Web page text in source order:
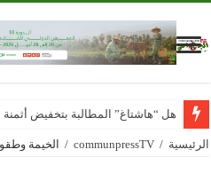
هل “هاشتاغ” المطالبة بتخفيض
الرئيسية /
communpressTV
/ الخيمة